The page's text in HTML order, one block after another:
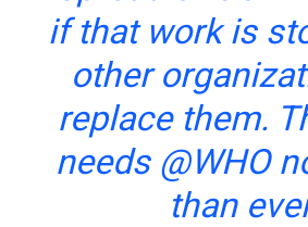
if that work is
other
replace them.
needs @WHO
than